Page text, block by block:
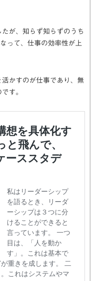
が、知らず知らずのうち
って、仕事の効率性が上
かすのが仕事であり、無
す。